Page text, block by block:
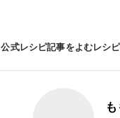
公式レシピ記事をよむレシ